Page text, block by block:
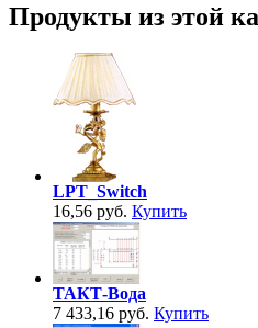
Продукты из этой
LPT_Switch
16,56 руб. Купить
ТАКТ-Вода
7 433,16 руб. Купить